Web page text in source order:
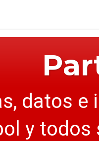
datos e
y todos